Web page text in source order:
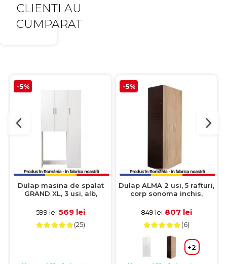
CLIENTI AU
CUMPARAT
-5%
Dulap masina de spalat
GRAND XL, 3 usi, alb,
599 lei 569 lei
(25)
-5%
Dulap ALMA 2 usi, 5 rafturi,
corp sonoma inchis,
80x52x203 cm
849 lei 807 lei
(6)
+2